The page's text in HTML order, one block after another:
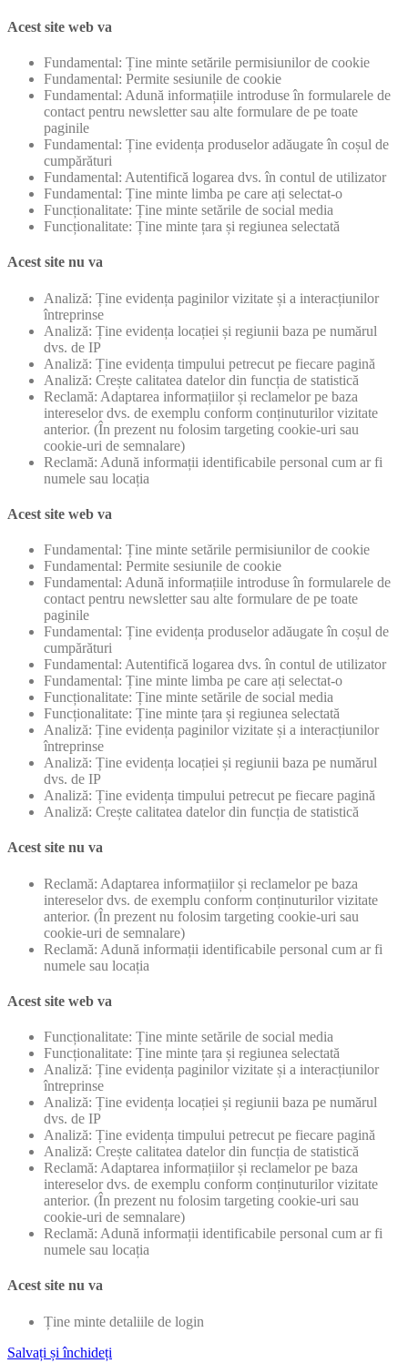
Acest site web va
Fundamental: Ține minte setările permisiunilor de cookie
Fundamental: Permite sesiunile de cookie
Fundamental: Adună informațiile introduse în formularele de
contact pentru newsletter sau alte formulare de pe toate
paginile
Fundamental: Ține evidența produselor adăugate în coșul de
cumpărături
Fundamental: Autentifică logarea dvs. în contul de utilizator
Fundamental: Ține minte limba pe care ați selectat-o
Funcționalitate: Ține minte setările de social media
Funcționalitate: Ține minte țara și regiunea selectată
Acest site nu va
Analiză: Ține evidența paginilor vizitate și a interacțiunilor
întreprinse
Analiză: Ține evidența locației și regiunii baza pe numărul
dvs. de IP
Analiză: Ține evidența timpului petrecut pe fiecare pagină
Analiză: Crește calitatea datelor din funcția de statistică
Reclamă: Adaptarea informațiilor și reclamelor pe baza
intereselor dvs. de exemplu conform conținuturilor vizitate
anterior. (În prezent nu folosim targeting cookie-uri sau
cookie-uri de semnalare)
Reclamă: Adună informații identificabile personal cum ar fi
numele sau locația
Acest site web va
Fundamental: Ține minte setările permisiunilor de cookie
Fundamental: Permite sesiunile de cookie
Fundamental: Adună informațiile introduse în formularele de
contact pentru newsletter sau alte formulare de pe toate
paginile
Fundamental: Ține evidența produselor adăugate în coșul de
cumpărături
Fundamental: Autentifică logarea dvs. în contul de utilizator
Fundamental: Ține minte limba pe care ați selectat-o
Funcționalitate: Ține minte setările de social media
Funcționalitate: Ține minte țara și regiunea selectată
Analiză: Ține evidența paginilor vizitate și a interacțiunilor
întreprinse
Analiză: Ține evidența locației și regiunii baza pe numărul
dvs. de IP
Analiză: Ține evidența timpului petrecut pe fiecare pagină
Analiză: Crește calitatea datelor din funcția de statistică
Acest site nu va
Reclamă: Adaptarea informațiilor și reclamelor pe baza
intereselor dvs. de exemplu conform conținuturilor vizitate
anterior. (În prezent nu folosim targeting cookie-uri sau
cookie-uri de semnalare)
Reclamă: Adună informații identificabile personal cum ar fi
numele sau locația
Acest site web va
Funcționalitate: Ține minte setările de social media
Funcționalitate: Ține minte țara și regiunea selectată
Analiză: Ține evidența paginilor vizitate și a interacțiunilor
întreprinse
Analiză: Ține evidența locației și regiunii baza pe numărul
dvs. de IP
Analiză: Ține evidența timpului petrecut pe fiecare pagină
Analiză: Crește calitatea datelor din funcția de statistică
Reclamă: Adaptarea informațiilor și reclamelor pe baza
intereselor dvs. de exemplu conform conținuturilor vizitate
anterior. (În prezent nu folosim targeting cookie-uri sau
cookie-uri de semnalare)
Reclamă: Adună informații identificabile personal cum ar fi
numele sau locația
Acest site nu va
Ține minte detaliile de login
Salvați și închideți